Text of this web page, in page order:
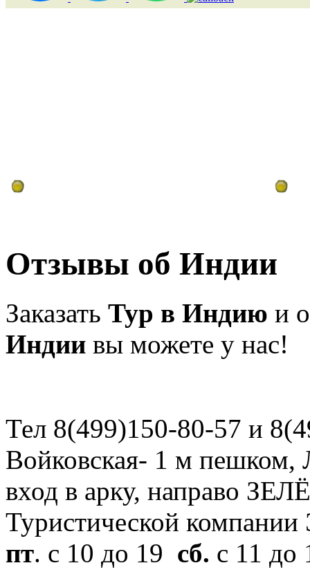
Отзывы об Индии
Заказать Тур в Индию и
Индии вы можете у нас!
Тел 8(499)150-80-57 и
Войковская- 1 м пешком,
вход в арку, направо
Туристической
пт. с 10 до 19 сб. с 11 до